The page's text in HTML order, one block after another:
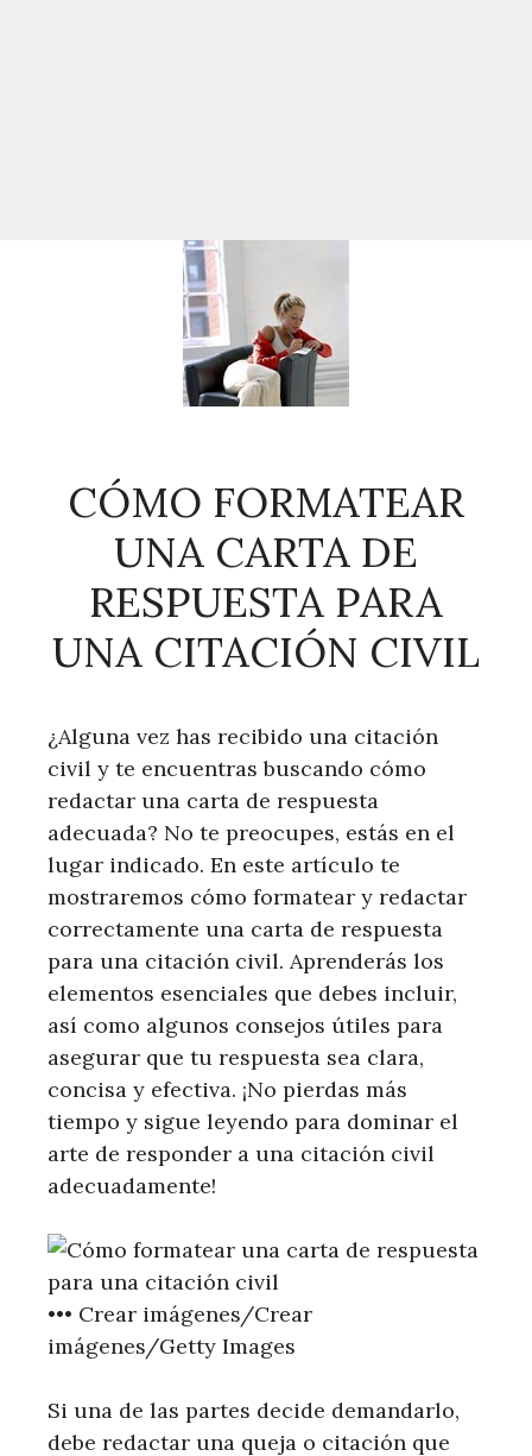
CÓMO FORMATEAR
UNA CARTA DE
RESPUESTA PARA
UNA CITACIÓN CIVIL
¿Alguna vez has recibido una citación
civil y te encuentras buscando cómo
redactar una carta de respuesta
adecuada? No te preocupes, estás en el
lugar indicado. En este artículo te
mostraremos cómo formatear y redactar
correctamente una carta de respuesta
para una citación civil. Aprenderás los
elementos esenciales que debes incluir,
así como algunos consejos útiles para
asegurar que tu respuesta sea clara,
concisa y efectiva. ¡No pierdas más
tiempo y sigue leyendo para dominar el
arte de responder a una citación civil
adecuadamente!
••• Crear imágenes/Crear
imágenes/Getty Images
Si una de las partes decide demandarlo,
debe redactar una queja o citación que